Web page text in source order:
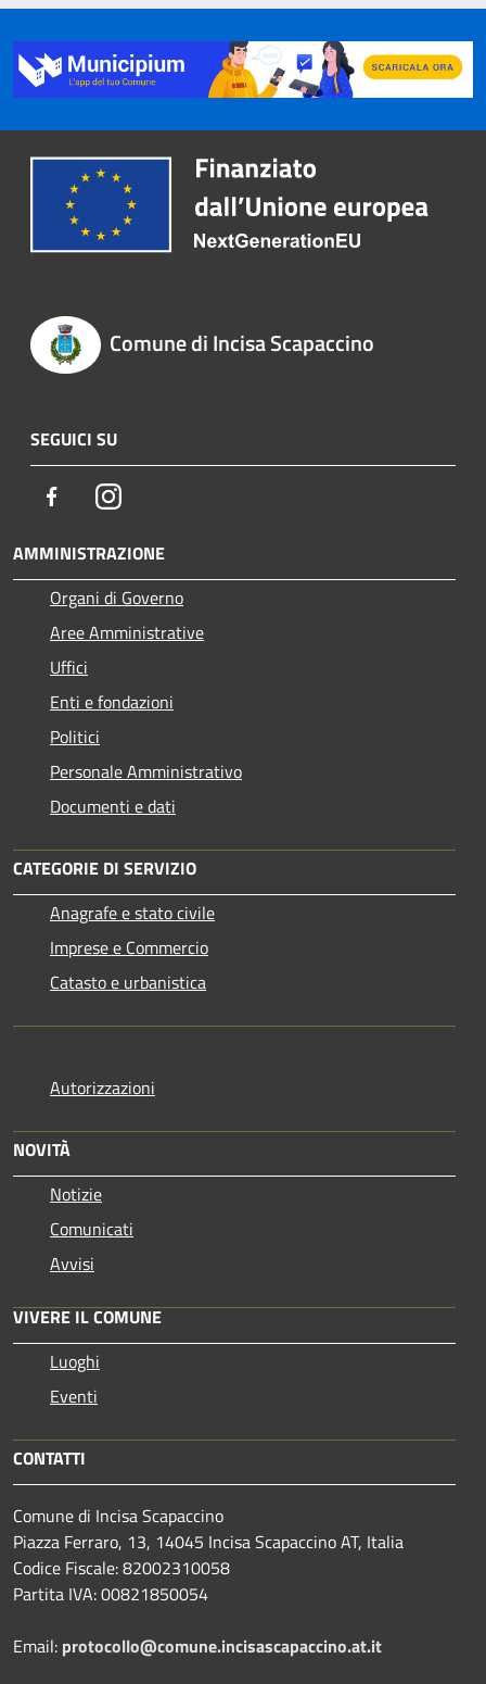
Comune di Incisa Scapaccino
SEGUICI SU
FacebookInstagram
AMMINISTRAZIONE
Organi di Governo
Aree Amministrative
Uffici
Enti e fondazioni
Politici
Personale Amministrativo
Documenti e dati
CATEGORIE DI SERVIZIO
Anagrafe e stato civile
Imprese e Commercio
Catasto e urbanistica
Autorizzazioni
NOVITÀ
Notizie
Comunicati
Avvisi
VIVERE IL COMUNE
Luoghi
Eventi
CONTATTI
Comune di Incisa Scapaccino
Piazza Ferraro, 13, 14045 Incisa Scapaccino AT, Italia
Codice Fiscale: 82002310058
Partita IVA: 00821850054
Email: protocollo@comune.incisascapaccino.at.it